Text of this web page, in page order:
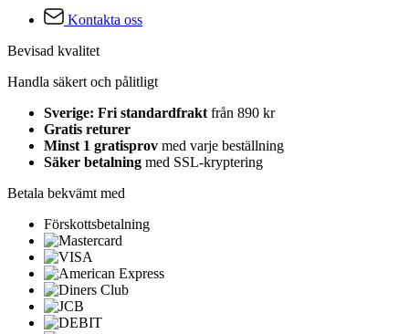
Kontakta oss
Bevisad kvalitet
Handla säkert och pålitligt
Sverige: Fri standardfrakt från 890 kr
Gratis returer
Minst 1 gratisprov med varje beställning
Säker betalning med SSL-kryptering
Betala bekvämt med
Förskottsbetalning